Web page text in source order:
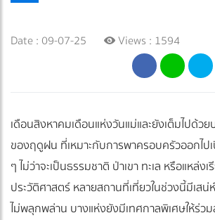
Date : 09-07-25 Views : 1594
เดือนสิงหาคมเดือนแห่งวันแม่และยังเต็มไปด้ว
ของฤดูฝน ที่เหมาะกับการพาครอบครัวออกไป
ๆ ไม่ว่าจะเป็นธรรมชาติ ป่าเขา ทะเล หรือแหล่งเ
ประวัติศาสตร์ หลายสถานที่เที่ยวในช่วงนี้มีเสน่
ไม่พลุกพล่าน บางแห่งยังมีเทศกาลพิเศษให้ร่